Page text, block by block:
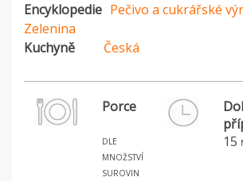
Encyklopedie Pečivo a cukrářské
Zelenina
Kuchyně
Česká
Porce
dle
množství
surovin
15